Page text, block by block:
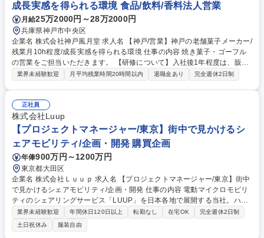
成長実感を得られる環境 食品/飲料/香料法人営業
月給25万2000円～28万2000円
兵庫県神戸市中央区
企業名 株式会社神戸風月堂 求人名 【神戸/営業】神戸の老舗菓子メーカー/
残業月10h程度/成長実感を得られる環境 仕事の内容 焼き菓子・ゴーフル
の営業をご担当いただきます。 【研修について】入社後1年程度は、販売
現場から当社の商品理解を深めていただき、接客販売・売上管理・発注・
スプレイ、店舗担当者と商談、当社販売員に対するマネージメントな
ど）。駅、空港、美術館などお土産市場の新規開拓にも力を入れて取り組
んでおります！ ※変更の範囲：営業職に従事いただいた後も更なるキャリ
アアップで総合職としてご活躍の道もございます（人事・経理・総務・製
造・生産管理など） 募集職種 【神戸/営業】神戸の老舗菓子メーカー/残業
月10h程度/成長実感を得られる環境
業界未経験歓迎 月平均残業時間20時間以内 退職金あり 完全週休2日制
正社員
株式会社Luup
【プロジェクトマネージャー/東京】街中で見かけるシ
ェアモビリティ/企画・開発 購買企画
年俸900万円～1200万円
東京都大田区
企業名 株式会社Ｌｕｕｐ 求人名 【プロジェクトマネージャー/東京】街中
で見かけるシェアモビリティ/企画・開発 仕事の内容 電動マイクロモビリ
ティのシェアリングサービス「LUUP」を日本各地で展開する当社。ハー
ドウェアプロジェクトマネージャーとして条件交渉・製品開発管理・生産
輸入スケジュール管理・コスト管理などをご担当。 【仕事内容】 ■価格交
渉を含め、サプライヤーとのビジネス条件交渉・契約締結 ■マイクロモビ
業界未経験歓迎 年間休日120日以上 転勤なし 在宅OK
完全週休2日制
土日祝休み
服装自由